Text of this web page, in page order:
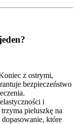
z ostrymi,
bezpieczeństwo
i
pieluszkę na
które